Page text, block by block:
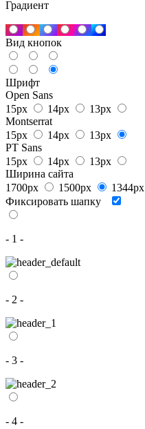
Градиент
Вид кнопок
Шрифт
Open Sans
15px
14px
13px
Montserrat
15px
14px
13px
PT Sans
15px
14px
13px
Ширина сайта
1700px
1500px 1344px
Фиксировать шапку
- 1 -
- 2 -
- 3 -
- 4 -